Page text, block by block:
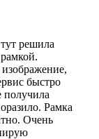
решила
быстро
получила
Рамка
Очень